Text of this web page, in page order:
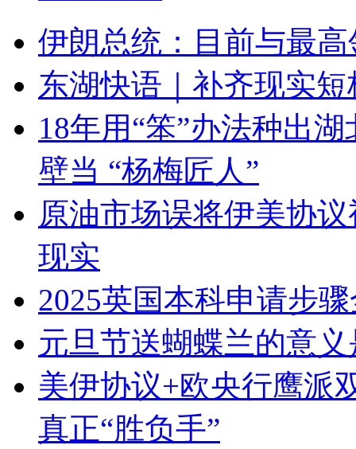
伊朗总统：目前与最
东湖快语｜补齐现实
18年用“笨”办法种出
壁当 “杨梅匠人”
原油市场误将伊美协
现实
2025英国本科申请步
元旦节送蝴蝶兰的意
美伊协议+欧央行鹰派
真正“胜负手”